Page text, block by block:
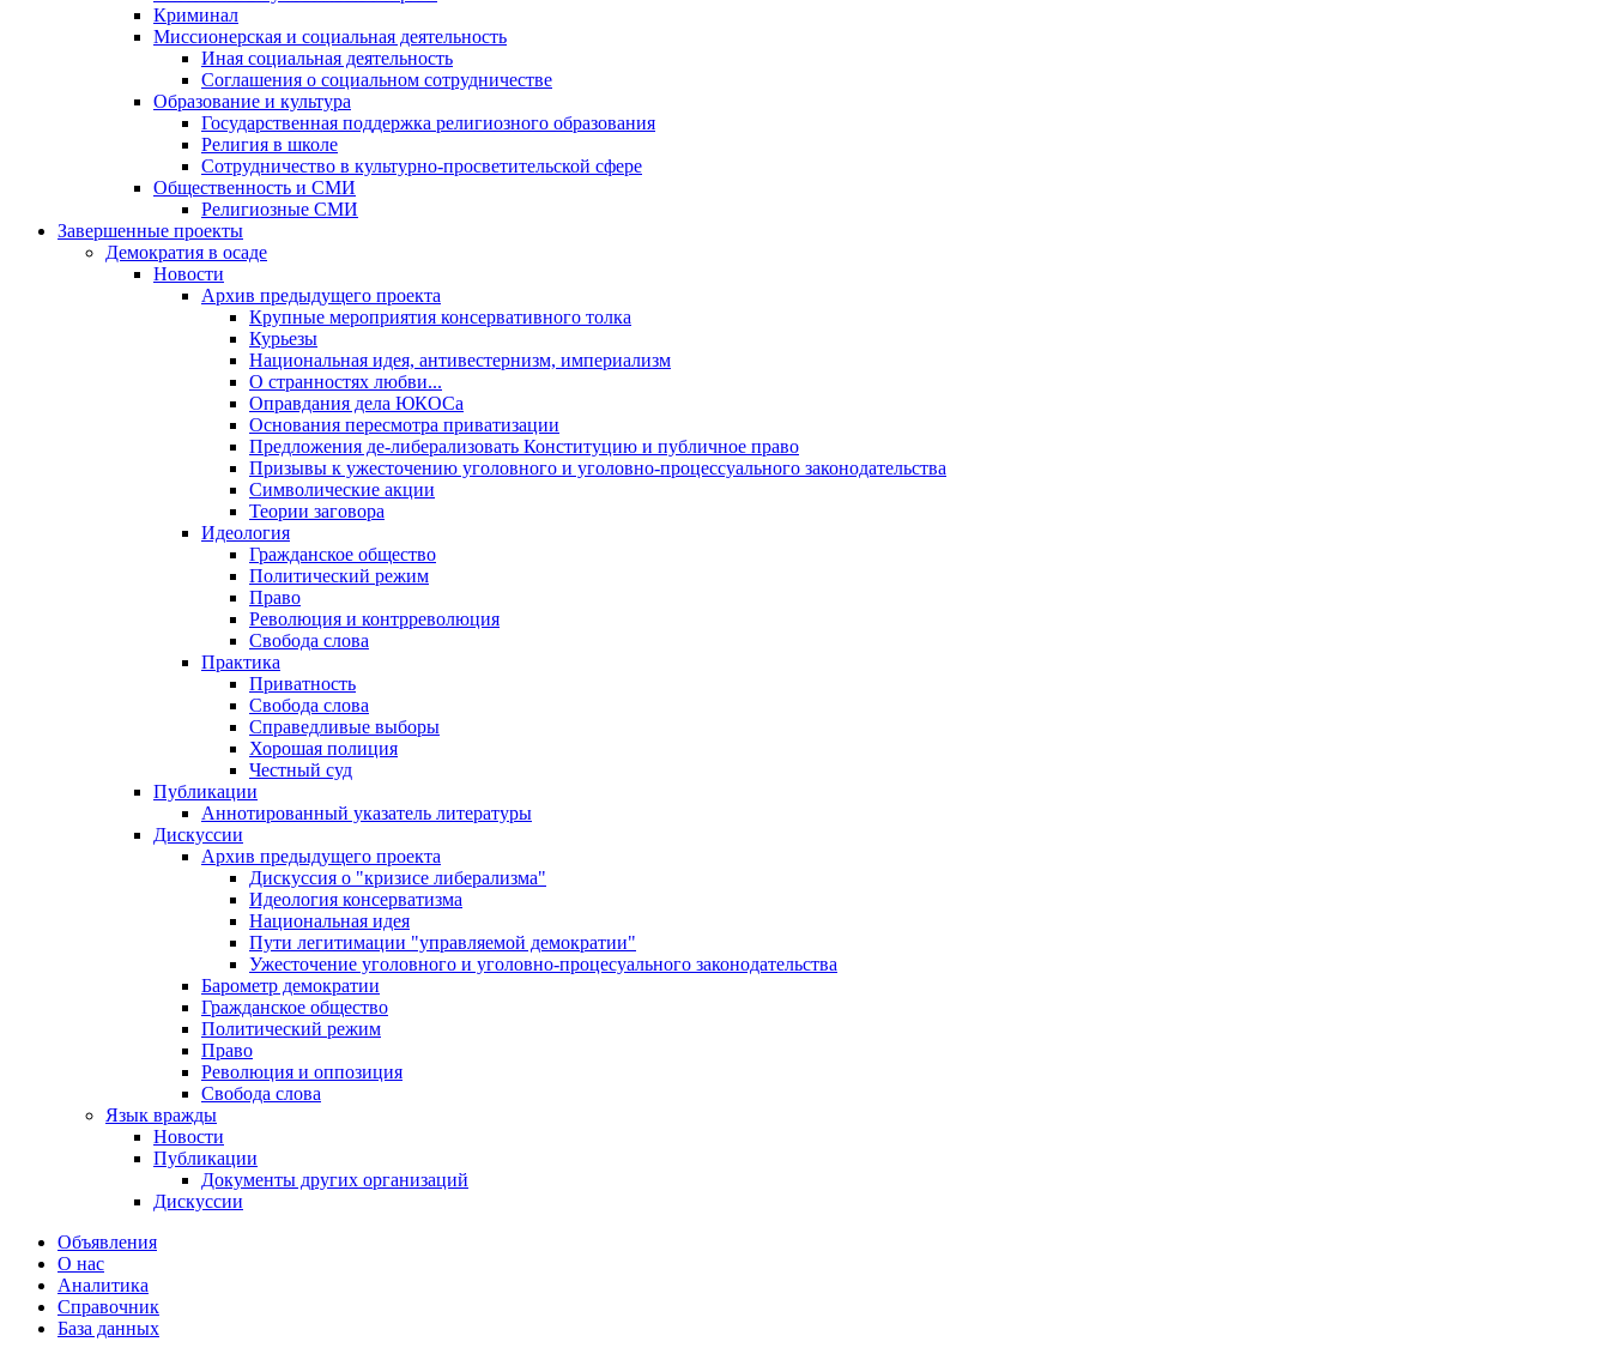
Криминал
Миссионерская и социальная деятельность
Иная социальная деятельность
Соглашения о социальном сотрудничестве
Образование и культура
Государственная поддержка религиозного образования
Религия в школе
Сотрудничество в культурно-просветительской сфере
Общественность и СМИ
Религиозные СМИ
Завершенные проекты
Демократия в осаде
Новости
Архив предыдущего проекта
Крупные мероприятия консервативного толка
Курьезы
Национальная идея, антивестернизм, империализм
О странностях любви...
Оправдания дела ЮКОСа
Основания пересмотра приватизации
Предложения де-либерализовать Конституцию и публичное право
Призывы к ужесточению уголовного и уголовно-процессуального законодательства
Символические акции
Теории заговора
Идеология
Гражданское общество
Политический режим
Право
Революция и контрреволюция
Свобода слова
Практика
Приватность
Свобода слова
Справедливые выборы
Хорошая полиция
Честный суд
Публикации
Аннотированный указатель литературы
Дискуссии
Архив предыдущего проекта
Дискуссия о "кризисе либерализма"
Идеология консерватизма
Национальная идея
Пути легитимации "управляемой демократии"
Ужесточение уголовного и уголовно-процесуального законодательства
Барометр демократии
Гражданское общество
Политический режим
Право
Революция и оппозиция
Свобода слова
Язык вражды
Новости
Публикации
Документы других организаций
Дискуссии
Объявления
О нас
Аналитика
Справочник
База данных